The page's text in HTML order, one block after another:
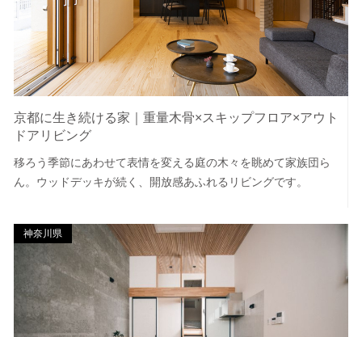
京都に生き続ける家｜重量木骨×スキップフロア×アウト
ドアリビング
移ろう季節にあわせて表情を変える庭の木々を眺めて家族団ら
ん。ウッドデッキが続く、開放感あふれるリビングです。
神奈川県